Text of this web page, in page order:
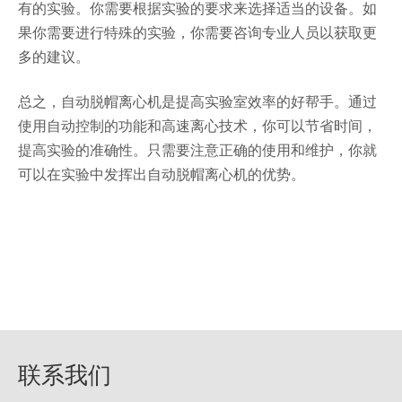
有的实验。你需要根据实验的要求来选择适当的设备。如
果你需要进行特殊的实验，你需要咨询专业人员以获取更
多的建议。
总之，自动脱帽离心机是提高实验室效率的好帮手。通过
使用自动控制的功能和高速离心技术，你可以节省时间，
提高实验的准确性。只需要注意正确的使用和维护，你就
可以在实验中发挥出自动脱帽离心机的优势。
联系我们